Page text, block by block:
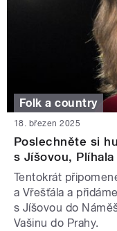
Folk a country
18. březen 2025
Poslechněte si
s Jíšovou, Plíhala
Tentokrát
a Vřešťála a
s Jíšovou do
Vašinu do Prahy.